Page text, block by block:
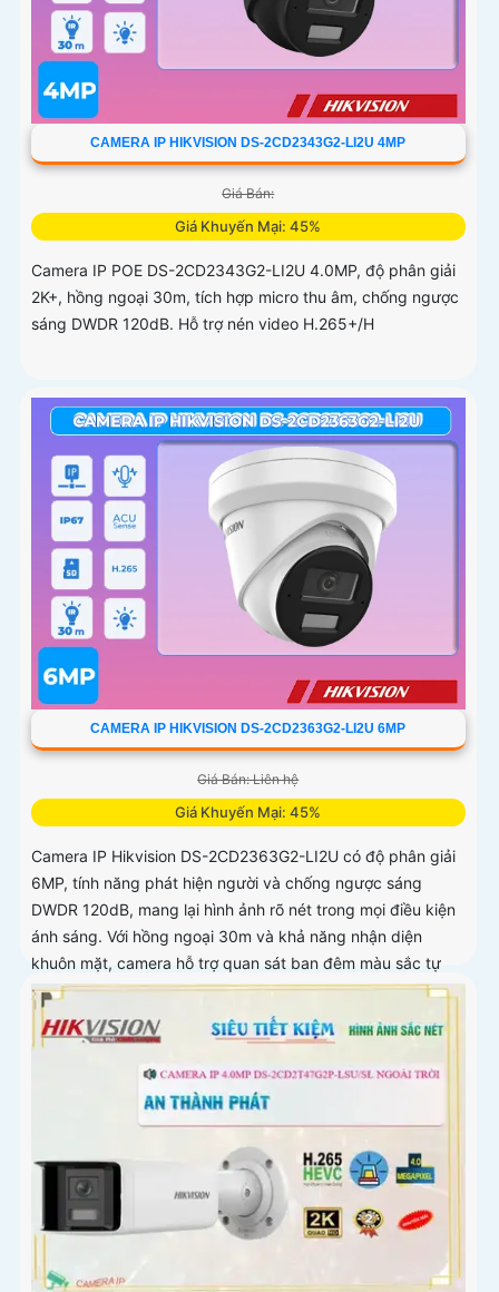
CAMERA IP HIKVISION DS-2CD2343G2-LI2U 4MP
Giá Bán:
Giá Khuyến Mại: 45%
Camera IP POE DS-2CD2343G2-LI2U 4.0MP, độ phân giải
2K+, hồng ngoại 30m, tích hợp micro thu âm, chống ngược
sáng DWDR 120dB. Hỗ trợ nén video H.265+/H
CAMERA IP HIKVISION DS-2CD2363G2-LI2U 6MP
Giá Bán: Liên hệ
Giá Khuyến Mại: 45%
Camera IP Hikvision DS-2CD2363G2-LI2U có độ phân giải
6MP, tính năng phát hiện người và chống ngược sáng
DWDR 120dB, mang lại hình ảnh rõ nét trong mọi điều kiện
ánh sáng. Với hồng ngoại 30m và khả năng nhận diện
khuôn mặt, camera hỗ trợ quan sát ban đêm màu sắc tự
nhiên, phù hợp cho công trình